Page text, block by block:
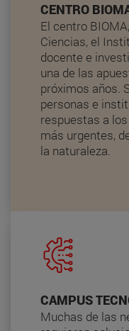
CENTRO
El centro
Ciencias, el
docente e
una de las
próximos años.
personas e
respuestas a los
más urgentes,
la naturaleza.
CAMPUS
Muchas de las